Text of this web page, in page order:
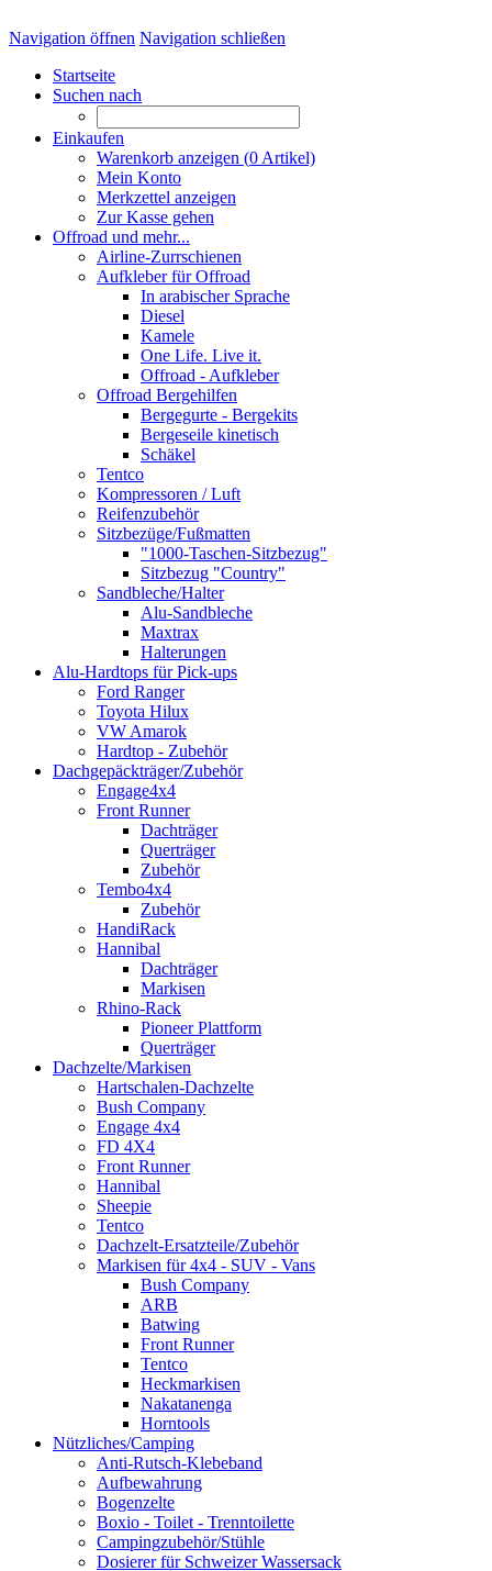
Navigation öffnen Navigation schließen
Startseite
Suchen nach
Einkaufen
Warenkorb anzeigen (0 Artikel)
Mein Konto
Merkzettel anzeigen
Zur Kasse gehen
Offroad und mehr...
Airline-Zurrschienen
Aufkleber für Offroad
In arabischer Sprache
Diesel
Kamele
One Life. Live it.
Offroad - Aufkleber
Offroad Bergehilfen
Bergegurte - Bergekits
Bergeseile kinetisch
Schäkel
Tentco
Kompressoren / Luft
Reifenzubehör
Sitzbezüge/Fußmatten
"1000-Taschen-Sitzbezug"
Sitzbezug "Country"
Sandbleche/Halter
Alu-Sandbleche
Maxtrax
Halterungen
Alu-Hardtops für Pick-ups
Ford Ranger
Toyota Hilux
VW Amarok
Hardtop - Zubehör
Dachgepäckträger/Zubehör
Engage4x4
Front Runner
Dachträger
Querträger
Zubehör
Tembo4x4
Zubehör
HandiRack
Hannibal
Dachträger
Markisen
Rhino-Rack
Pioneer Plattform
Querträger
Dachzelte/Markisen
Hartschalen-Dachzelte
Bush Company
Engage 4x4
FD 4X4
Front Runner
Hannibal
Sheepie
Tentco
Dachzelt-Ersatzteile/Zubehör
Markisen für 4x4 - SUV - Vans
Bush Company
ARB
Batwing
Front Runner
Tentco
Heckmarkisen
Nakatanenga
Horntools
Nützliches/Camping
Anti-Rutsch-Klebeband
Aufbewahrung
Bogenzelte
Boxio - Toilet - Trenntoilette
Campingzubehör/Stühle
Dosierer für Schweizer Wassersack